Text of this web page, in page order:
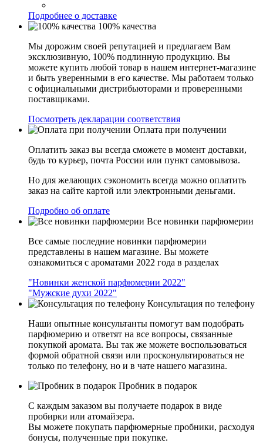
Подробнее о доставке
100% качества
Мы дорожим своей репутацией и предлагаем Вам
эксклюзивную, 100% подлинную продукцию. Вы
можете купить любой товар в нашем интернет-магазине
и быть уверенными в его качестве. Мы работаем только
с официальными дистрибьюторами и проверенными
поставщиками.
Посмотреть декларации соответствия
Оплата при получении
Оплатить заказ вы всегда сможете в момент доставки,
будь то курьер, почта России или пункт самовывоза.
Но для желающих сэкономить всегда можно оплатить
заказ на сайте картой или электронными деньгами.
Подробно об оплате
Все новинки парфюмерии
Все самые последние новинки парфюмерии
представлены в нашем магазине. Вы можете
ознакомиться с ароматами 2022 года в разделах
"Новинки женской парфюмерии 2022"
"Мужские духи 2022"
Консультация по телефону
Наши опытные консультанты помогут вам подобрать
парфюмерию и ответят на все вопросы, связанные
покупкой аромата. Вы так же можете воспользоваться
формой обратной связи или просконультироваться не
только по телефону, но и в чате нашего магазина.
Пробник в подарок
С каждым заказом вы получаете подарок в виде
пробирки или атомайзера.
Вы можете покупать парфюмерные пробники, расходуя
бонусы, полученные при покупке.